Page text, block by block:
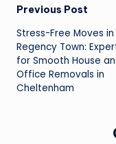
Post
Previous Post
Stress-Free Moves
Regency Town:
for Smooth House
Office Removals in
Cheltenham